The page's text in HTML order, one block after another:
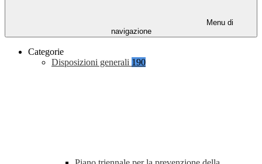
Menu di
navigazione
Categorie
Disposizioni generali 190